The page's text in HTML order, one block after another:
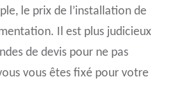
le prix de l’installation de
Il est plus judicieux
de devis pour ne pas
vous êtes fixé pour votre